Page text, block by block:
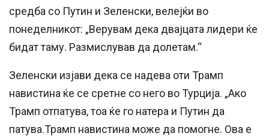
средба со Путин и Зеленски, велејќи во
понеделникот: „Верувам дека двајцата лидери ќе
бидат таму. Размислував да долетам.“
Зеленски изјави дека се надева оти Трамп
навистина ќе се сретне со него во Турција. „Ако
Трамп отпатува, тоа ќе го натера и Путин да
патува.Трамп навистина може да помогне. Ова е